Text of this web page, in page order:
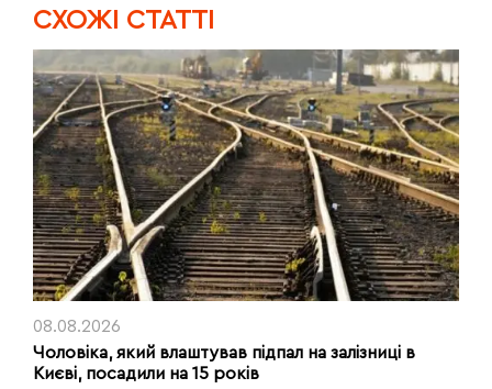
CХОЖІ СТАТТІ
08.08.2026
Чоловіка, який влаштував підпал на залізниці в
Києві, посадили на 15 років